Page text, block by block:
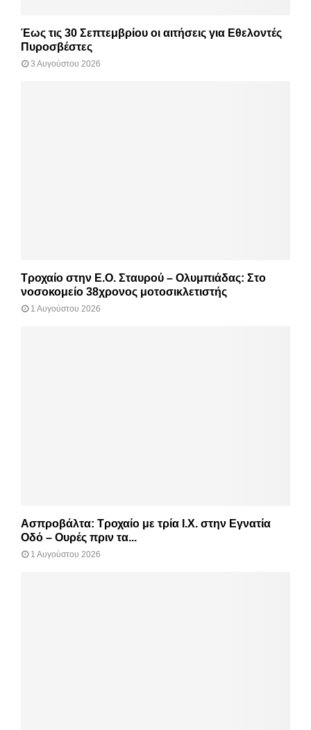
Έως τις 30 Σεπτεμβρίου οι αιτήσεις για Εθελοντές
Πυροσβέστες
3 Αυγούστου 2026
Τροχαίο στην Ε.Ο. Σταυρού – Ολυμπιάδας: Στο
νοσοκομείο 38χρονος μοτοσικλετιστής
1 Αυγούστου 2026
Ασπροβάλτα: Τροχαίο με τρία Ι.Χ. στην Εγνατία
Οδό – Ουρές πριν τα...
1 Αυγούστου 2026